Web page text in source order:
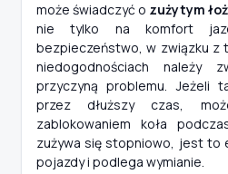
może świadczyć o zużytym
nie tylko na komfort
bezpieczeństwo, w związku z
niedogodnościach należy
przyczyną problemu. Jeżeli
przez dłuższy czas,
zablokowaniem koła
zużywa się stopniowo, jest to
pojazdy i podlega wymianie.